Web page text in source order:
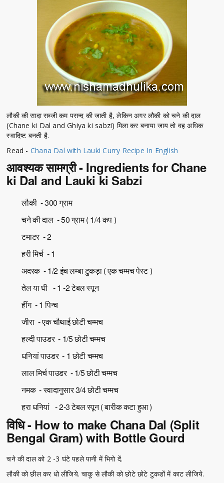
लौकी की सादा सब्जी कम पसन्द की जाती है, लेकिन अगर लौकी को चने की दाल
(Chane ki Dal and Ghiya ki sabzi) मिला कर बनाया जाय तो वह अधिक
स्वादिष्ट बनती है.
Read - Chana Dal with Lauki Curry Recipe In English
आवश्यक सामग्री - Ingredients for Chane
ki Dal and Lauki ki Sabzi
लौकी - 300 ग्राम
चने की दाल - 50 ग्राम ( 1/4 कप )
टमाटर - 2
हरी मिर्च - 1
अदरक - 1/2 इंच लम्बा टुकड़ा ( एक चम्मच पेस्ट )
तेल या घी - 1 -2 टेबल स्पून
हींग - 1 पिन्च
जीरा - एक चौथाई छोटी चम्मच
हल्दी पाउडर - 1/5 छोटी चम्मच
धनियां पाउडर - 1 छोटी चम्मच
लाल मिर्च पाउडर - 1/5 छोटी चम्मच
नमक - स्वादानुसार 3/4 छोटी चम्मच
हरा धनियां - 2-3 टेबल स्पून ( बारीक कटा हुआ )
विधि - How to make Chana Dal (Split
Bengal Gram) with Bottle Gourd
चने की दाल को 2 -3 घंटे पहले पानी में भिगो दें.
लौकी को छील कर धो लीजिये. चाकू से लौकी को छोटे छोटे टुकडों में काट लीजिये.